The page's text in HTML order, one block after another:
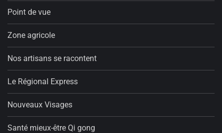
Point de vue
Zone agricole
Nos artisans se racontent
Le Régional Express
Nouveaux Visages
Santé mieux-être Qi gong